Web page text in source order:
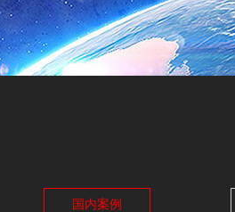
国内案例